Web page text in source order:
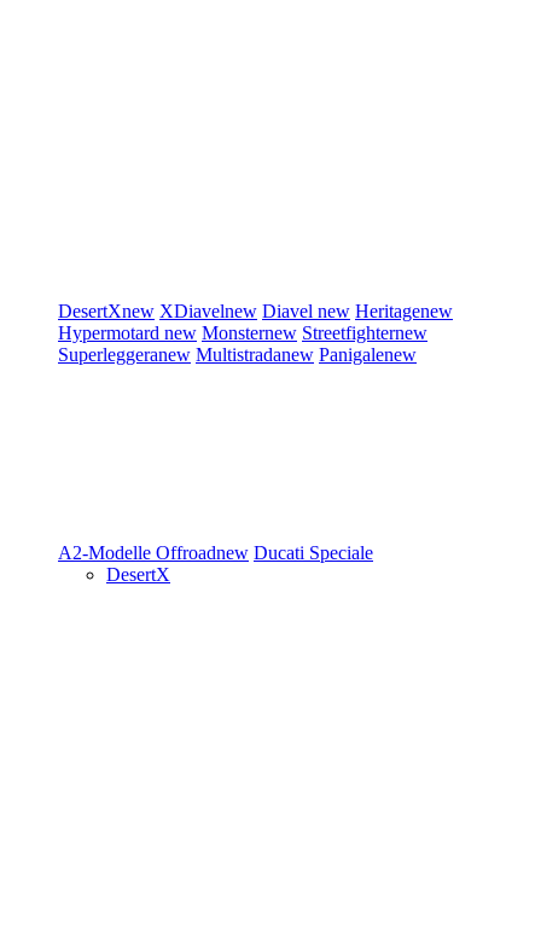
DesertXnew XDiavelnew Diavel new Heritagenew
Hypermotard new Monsternew Streetfighternew
Superleggeranew Multistradanew Panigalenew
A2-Modelle Offroadnew Ducati Speciale
DesertX